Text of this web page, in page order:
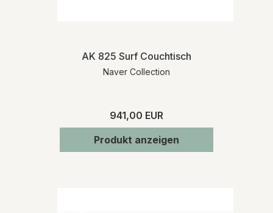
AK 825 Surf Couchtisch
Naver Collection
941,00 EUR
Produkt anzeigen